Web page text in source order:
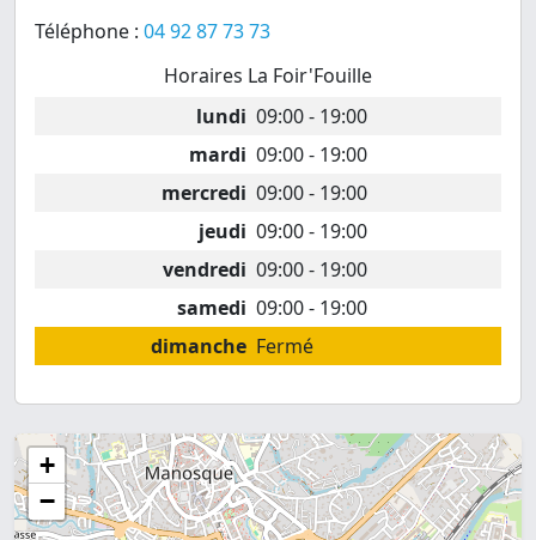
Téléphone : 04 92 87 73 73
Horaires La Foir'Fouille
lundi 09:00 - 19:00
mardi 09:00 - 19:00
mercredi 09:00 - 19:00
jeudi 09:00 - 19:00
vendredi 09:00 - 19:00
samedi 09:00 - 19:00
dimanche Fermé
+
−